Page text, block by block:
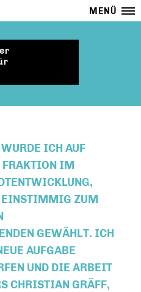
MENÜ
ICH AUF
FRAKTION IM
EINSTIMMIG ZUM
GEWÄHLT. ICH
AUFGABE
UND DIE ARBEIT
CHRISTIAN GRÄFF,